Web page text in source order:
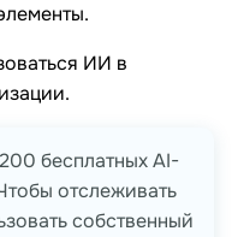
ИИ в
бесплатных AI-
отслеживать
собственный